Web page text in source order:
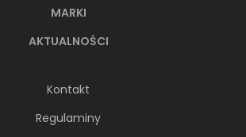
MARKI
AKTUALNOŚCI
Kontakt
Regulaminy